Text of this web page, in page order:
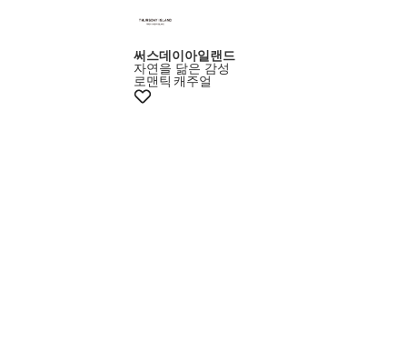
써스데이아일랜드
자연을 닮은 감성
로맨틱 캐주얼